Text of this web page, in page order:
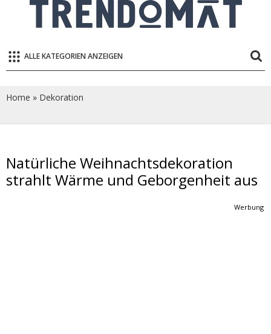
ALLE KATEGORIEN ANZEIGEN
Home » Dekoration
Natürliche Weihnachtsdekoration
strahlt Wärme und Geborgenheit aus
Werbung